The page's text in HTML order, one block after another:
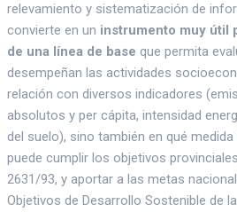
relevamiento y sistematización de
convierte en un instrumento muy útil
de una línea de base que permita
desempeñan las actividades
relación con diversos indicadores
absolutos y per cápita, intensidad
del suelo), sino también en qué
puede cumplir los objetivos
2631/93, y aportar a las metas
Objetivos de Desarrollo Sostenible de la